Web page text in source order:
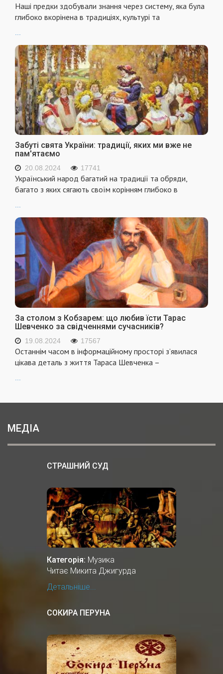
Наші предки здобували знання через систему, яка була
глибоко вкорінена в традиціях, культурі та
Забуті свята України: традиції, яких ми вже не
пам'ятаємо
20.08.2024 17741
Український народ багатий на традиції та обряди,
багато з яких сягають своїм корінням глибоко в
...
За столом з Кобзарем: що любив їсти Тарас
Шевченко за свідченнями сучасників?
19.08.2024 17567
Останнім часом в інформаційному просторі з’явилася
цікава деталь з життя Тараса Шевченка –
МЕДІА
СТРАШНИЙ СУД
Категорія: Музика
Читає Микита Джигурда
Детальніше...
СОКИРА ПЕРУНА